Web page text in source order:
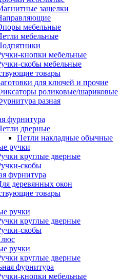
защелки
мебельные
мебельные
кнопки мебельные
скобы мебельные
товары
для ключей и прочие
роликовые/шариковые
разная
фурнитура
дверные
Петли накладные обычные
ручки
круглые дверные
скобы
фурнитура
деревянных окон
товары
ручки
круглые дверные
скобы
ручки
круглые дверные
фурнитура
кнопки мебельные